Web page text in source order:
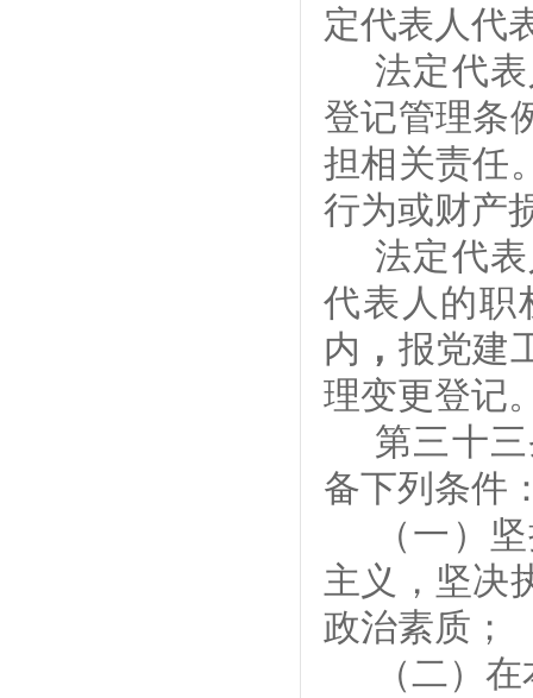
定代表人代
法定代
登记管理条
担相关责任
行为或财产
法定代
代表人的职
内 ， 报党建
理变更登记
第三十三
备下列条件
（一）
主义，坚决
政治素质；
（二）